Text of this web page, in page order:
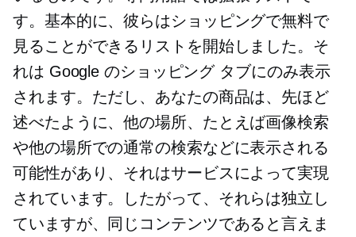
す。基本的に、彼らはショッピングで無料で
見ることができるリストを開始しました。そ
れは Google のショッピング タブにのみ表示
されます。ただし、あなたの商品は、先ほど
述べたように、他の場所、たとえば画像検索
や他の場所での通常の検索などに表示される
可能性があり、それはサービスによって実現
されています。したがって、それらは独立し
ていますが、同じコンテンツであると言えま